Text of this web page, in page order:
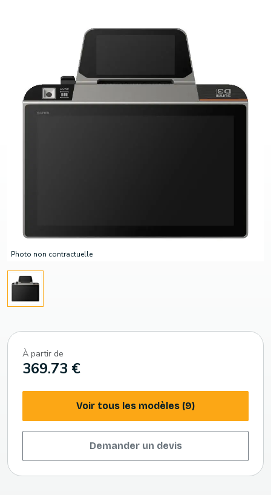
Photo non contractuelle
À partir de
369.73 €
Voir tous les modèles (9)
Demander un devis